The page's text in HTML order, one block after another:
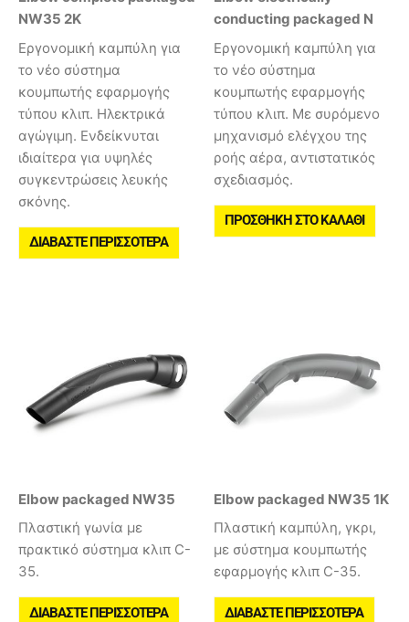
NW35 2K
Εργονομική καμπύλη για
το νέο σύστημα
κουμπωτής εφαρμογής
τύπου κλιπ. Ηλεκτρικά
αγώγιμη. Ενδείκνυται
ιδιαίτερα για υψηλές
συγκεντρώσεις λευκής
σκόνης.
ΔΙΑΒΆΣΤΕ ΠΕΡΙΣΣΌΤΕΡΑ
conducting packaged N
Εργονομική καμπύλη για
το νέο σύστημα
κουμπωτής εφαρμογής
τύπου κλιπ. Με συρόμενο
μηχανισμό ελέγχου της
ροής αέρα, αντιστατικός
σχεδιασμός.
ΠΡΟΣΘΉΚΗ ΣΤΟ ΚΑΛΆΘΙ
Elbow packaged NW35
Πλαστική γωνία με
πρακτικό σύστημα κλιπ C-
35.
ΔΙΑΒΆΣΤΕ ΠΕΡΙΣΣΌΤΕΡΑ
Elbow packaged NW35 1K
Πλαστική καμπύλη, γκρι,
με σύστημα κουμπωτής
εφαρμογής κλιπ C-35.
ΔΙΑΒΆΣΤΕ ΠΕΡΙΣΣΌΤΕΡΑ